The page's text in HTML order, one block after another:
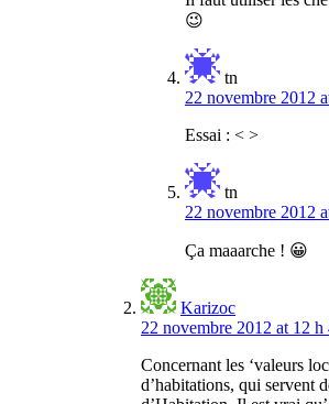
😉
tn
22 novembre 2012
Essai : < >
tn
22 novembre 2012
Ça maaarche ! 😀
Karizoc
22 novembre 2012 at 12 h
Concernant les ‘valeurs
d’habitations, qui servent